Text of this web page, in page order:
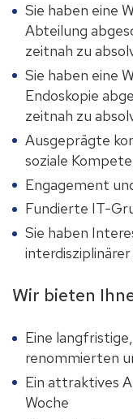
Sie haben eine
Abteilung
zeitnah zu
Sie haben eine
Endoskopie
zeitnah zu
Ausgeprägte
soziale
Engagement
Fundierte IT-
Sie haben
Wir bieten
Eine
renommierten
Ein attraktives
Woche